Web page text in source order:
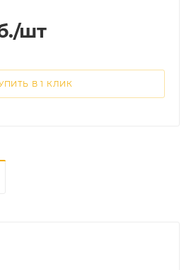
/шт
В 1 КЛИК